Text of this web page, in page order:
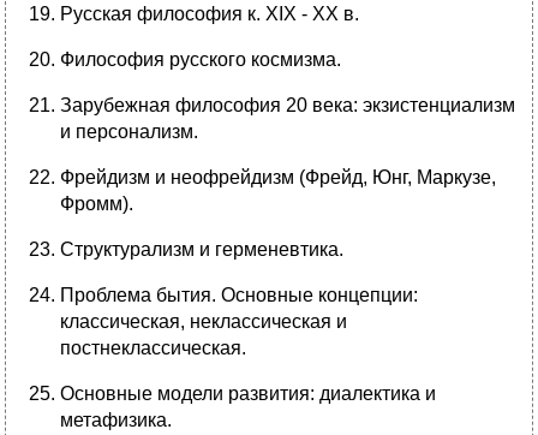
Русская философия к. XIX - XX в.
Философия русского космизма.
Зарубежная философия 20 века: экзистенциализм
и персонализм.
Фрейдизм и неофрейдизм (Фрейд, Юнг, Маркузе,
Фромм).
Структурализм и герменевтика.
Проблема бытия. Основные концепции:
классическая, неклассическая и
постнеклассическая.
Основные модели развития: диалектика и
метафизика.